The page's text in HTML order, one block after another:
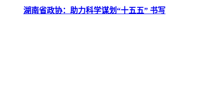
湖南省政协：助力科学谋划“十五五” 书写